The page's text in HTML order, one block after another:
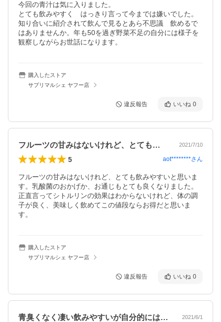
今回の青汁は気に入りました。
とても飲みやすく　はっきり言って今までは嫌いでした。
知り合いに紹介されて飲んで見るとあら不思議　飲めるで
はありませんか。年も50を過ぎ野菜不足の自分には様子を
観察しながらお世話になります。
購入したストア
サプリマルシェ ヤフー店
違反報告 いいね 0
フルーツの甘みはないけれど、とても飲み… 2021/7/10
5 aot********さん
フルーツの甘みはないけれど、とても飲みやすいと思いま
す。乳酸菌のおかげか、お通じもとても良くなりました。
正直言ってシトルリンの効果はわからないけれど、体の調
子が良く、美味しく飲めてこの値段ならお得だと思いま
す。
購入したストア
サプリマルシェ ヤフー店
違反報告 いいね 0
青臭くなく凄い飲みやすいが自分的にはも… 2021/6/1